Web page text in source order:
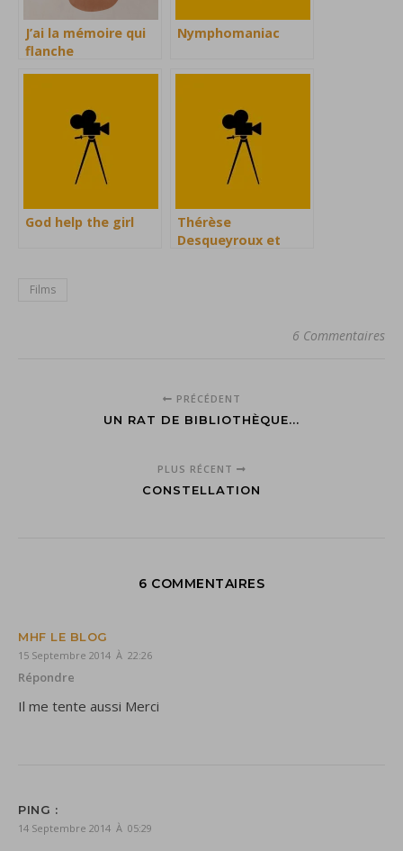
J’ai la mémoire qui
flanche
Nymphomaniac
God help the girl
Thérèse
Desqueyroux et
Films
6 Commentaires
PRÉCÉDENT
UN RAT DE BIBLIOTHÈQUE...
PLUS RÉCENT
CONSTELLATION
6 COMMENTAIRES
MHF LE BLOG
15 Septembre 2014 À 22:26
Répondre
Il me tente aussi Merci
PING :
14 Septembre 2014 À 05:29